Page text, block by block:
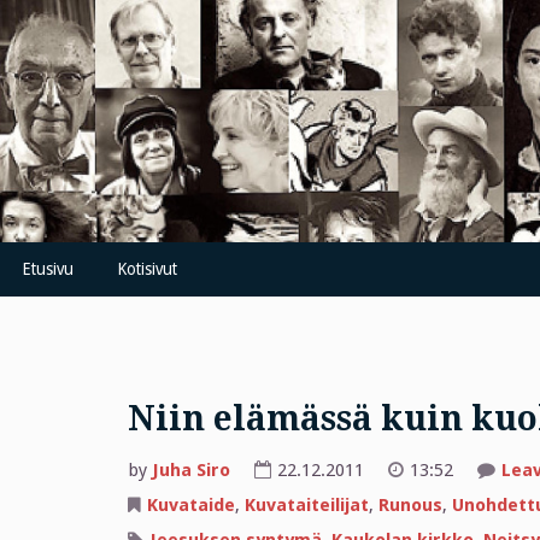
Skip
to
content
Etusivu Kotisivut
Niin elämässä kuin
by Juha Siro 22.12.2011 13:52
Kuvataide, Kuvataiteilijat, Runous,